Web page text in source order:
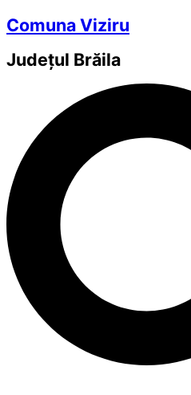
Comuna Viziru
Județul Brăila